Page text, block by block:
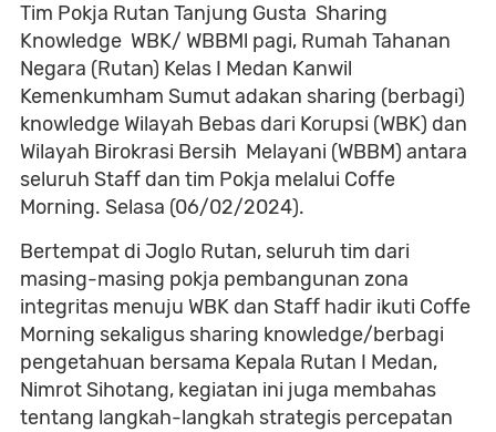
Tim Pokja Rutan Tanjung Gusta Sharing
Knowledge WBK/ WBBMl pagi, Rumah Tahanan
Negara (Rutan) Kelas I Medan Kanwil
Kemenkumham Sumut adakan sharing (berbagi)
knowledge Wilayah Bebas dari Korupsi (WBK) dan
Wilayah Birokrasi Bersih Melayani (WBBM) antara
seluruh Staff dan tim Pokja melalui Coffe
Morning. Selasa (06/02/2024).
Bertempat di Joglo Rutan, seluruh tim dari
masing-masing pokja pembangunan zona
integritas menuju WBK dan Staff hadir ikuti Coffe
Morning sekaligus sharing knowledge/berbagi
pengetahuan bersama Kepala Rutan I Medan,
Nimrot Sihotang, kegiatan ini juga membahas
tentang langkah-langkah strategis percepatan